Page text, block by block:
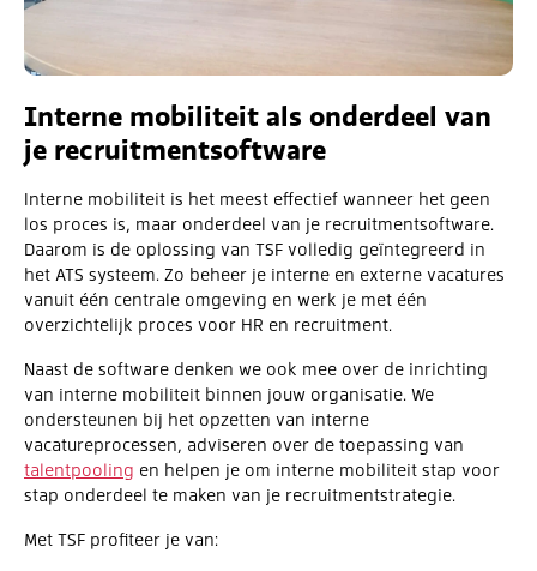
Interne mobiliteit als onderdeel van
je recruitmentsoftware
Interne mobiliteit is het meest effectief wanneer het geen
los proces is, maar onderdeel van je recruitmentsoftware.
Daarom is de oplossing van TSF volledig geïntegreerd in
het ATS systeem. Zo beheer je interne en externe vacatures
vanuit één centrale omgeving en werk je met één
overzichtelijk proces voor HR en recruitment.
Naast de software denken we ook mee over de inrichting
van interne mobiliteit binnen jouw organisatie. We
ondersteunen bij het opzetten van interne
vacatureprocessen, adviseren over de toepassing van
talentpooling en helpen je om interne mobiliteit stap voor
stap onderdeel te maken van je recruitmentstrategie.
Met TSF profiteer je van: